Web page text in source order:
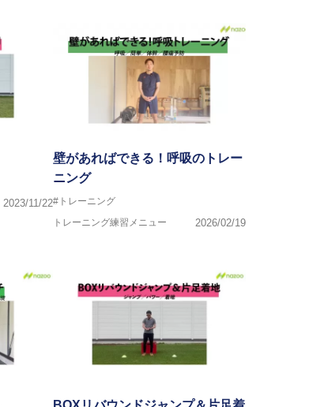
2023/11/22
壁があればできる！呼吸のトレー
ニング
#トレーニング
トレーニング練習メニュー
2026/02/19